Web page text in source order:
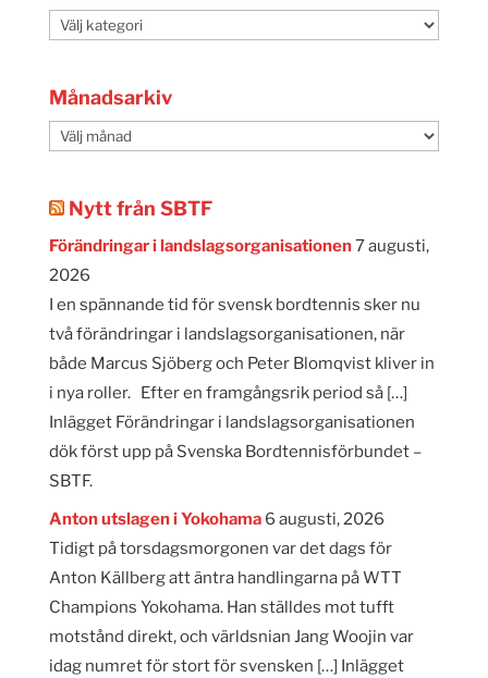
Kategorier
Månadsarkiv
Månadsarkiv
Nytt från SBTF
Förändringar i landslagsorganisationen7 augusti,
2026
I en spännande tid för svensk bordtennis sker nu
två förändringar i landslagsorganisationen, när
både Marcus Sjöberg och Peter Blomqvist kliver in
i nya roller. Efter en framgångsrik period så […]
Inlägget Förändringar i landslagsorganisationen
dök först upp på Svenska Bordtennisförbundet –
SBTF.
Anton utslagen i Yokohama 6 augusti, 2026
Tidigt på torsdagsmorgonen var det dags för
Anton Källberg att äntra handlingarna på WTT
Champions Yokohama. Han ställdes mot tufft
motstånd direkt, och världsnian Jang Woojin var
idag numret för stort för svensken […] Inlägget